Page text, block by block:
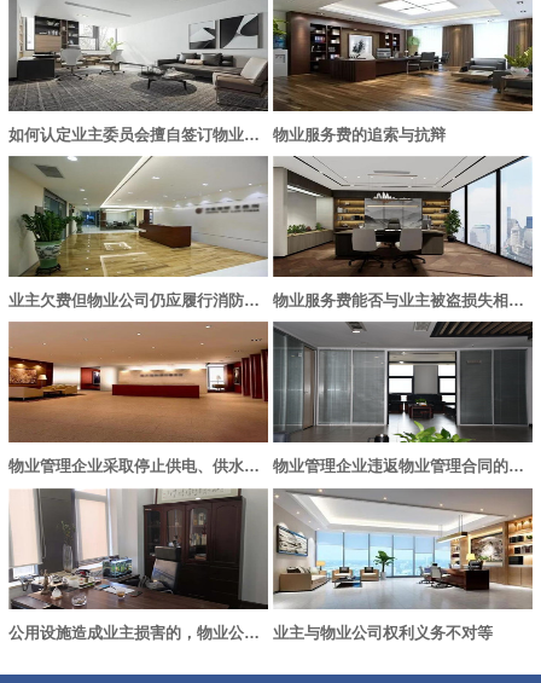
如何认定业主委员会擅自签订物业服务合同的效力 物业服务费的追索与抗辩
业主欠费但物业公司仍应履行消防设施管理义务 物业服务费能否与业主被盗损失相抵销
物业管理企业采取停止供电、供水、供气等措施引发的纠纷的处理 物业管理企业违返物业管理合同的，如何处理？
公用设施造成业主损害的，物业公司要承担赔偿责任吗？ 业主与物业公司权利义务不对等